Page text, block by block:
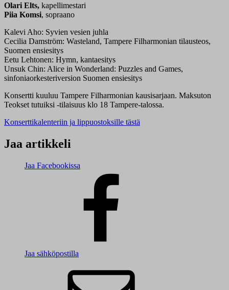
Olari Elts, kapellimestari
Piia Komsi, sopraano
Kalevi Aho: Syvien vesien juhla
Cecilia Damström: Wasteland, Tampere Filharmonian tilausteos,
Suomen ensiesitys
Eetu Lehtonen: Hymn, kantaesitys
Unsuk Chin: Alice in Wonderland: Puzzles and Games,
sinfoniaorkesteriversion Suomen ensiesitys
Konsertti kuuluu Tampere Filharmonian kausisarjaan. Maksuton
Teokset tutuiksi -tilaisuus klo 18 Tampere-talossa.
Konserttikalenteriin ja lippuostoksille tästä
Jaa artikkeli
Jaa Facebookissa
Jaa sähköpostilla